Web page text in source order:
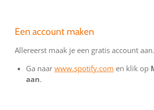
Een account maken
Allereerst maak je een gratis account aan.
Ga naar www.spotify.com en klik op
aan.